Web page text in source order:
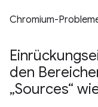
Chromium-
den
„Sources“